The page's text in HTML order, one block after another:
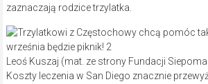
zaznaczają rodzice trzylatka.
Leoś Kuszaj (mat. ze strony Fundacji
Koszty leczenia w San Diego znacznie